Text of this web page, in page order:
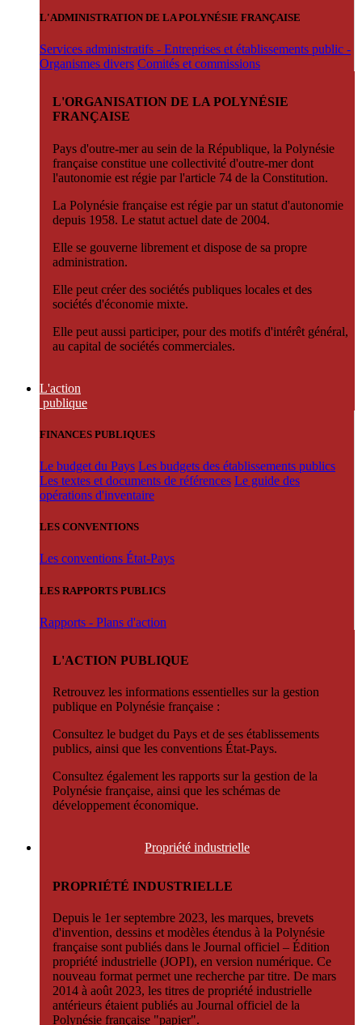
L'ADMINISTRATION DE LA POLYNÉSIE FRANÇAISE
Services administratifs - Entreprises et établissements public -
Organismes divers Comités et commissions
L'ORGANISATION DE LA POLYNÉSIE
FRANÇAISE
Pays d'outre-mer au sein de la République, la Polynésie
française constitue une collectivité d'outre-mer dont
l'autonomie est régie par l'article 74 de la Constitution.
La Polynésie française est régie par un statut d'autonomie
depuis 1958. Le statut actuel date de 2004.
Elle se gouverne librement et dispose de sa propre
administration.
Elle peut créer des sociétés publiques locales et des
sociétés d'économie mixte.
Elle peut aussi participer, pour des motifs d'intérêt général,
au capital de sociétés commerciales.
L'action
publique
FINANCES PUBLIQUES
Le budget du Pays Les budgets des établissements publics
Les textes et documents de références Le guide des
opérations d'inventaire
LES CONVENTIONS
Les conventions État-Pays
LES RAPPORTS PUBLICS
Rapports - Plans d'action
L'ACTION PUBLIQUE
Retrouvez les informations essentielles sur la gestion
publique en Polynésie française :
Consultez le budget du Pays et de ses établissements
publics, ainsi que les conventions État-Pays.
Consultez également les rapports sur la gestion de la
Polynésie française, ainsi que les schémas de
développement économique.
Propriété industrielle
PROPRIÉTÉ INDUSTRIELLE
Depuis le 1er septembre 2023, les marques, brevets
d'invention, dessins et modèles étendus à la Polynésie
française sont publiés dans le Journal officiel – Édition
propriété industrielle (JOPI), en version numérique. Ce
nouveau format permet une recherche par titre. De mars
2014 à août 2023, les titres de propriété industrielle
antérieurs étaient publiés au Journal officiel de la
Polynésie française "papier".